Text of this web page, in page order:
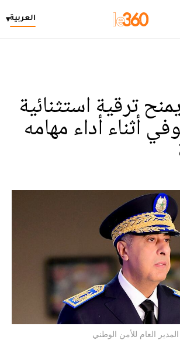
العربية▾
ترقية استثنائية
أثناء أداء مهامه
العام للأمن الوطني